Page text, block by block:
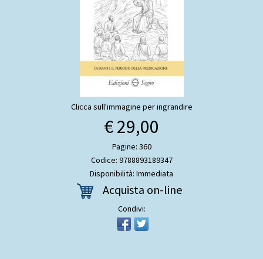
Clicca sull'immagine per ingrandire
€ 29,00
Pagine: 360
Codice: 9788893189347
Disponibilità: Immediata
Acquista on-line
Condivi: